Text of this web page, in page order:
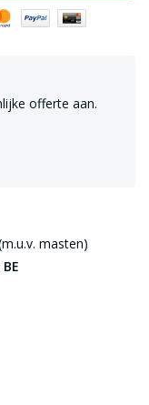
offerte aan.
masten)